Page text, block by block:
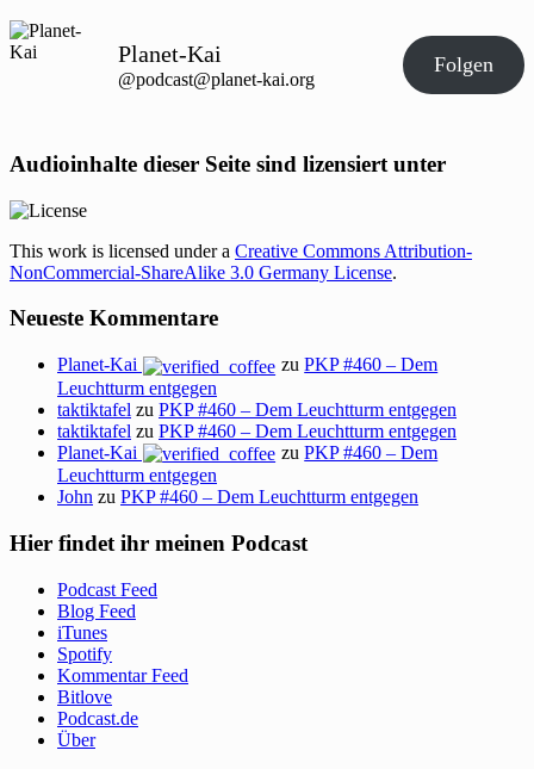
Planet-Kai
@podcast@planet-kai.org
Folgen
Audioinhalte dieser Seite sind lizensiert unter
This work is licensed under a Creative Commons Attribution-
NonCommercial-ShareAlike 3.0 Germany License.
Neueste Kommentare
Planet-Kai zuPKP #460 – Dem
Leuchtturm entgegen
taktiktafel zu PKP #460 – Dem Leuchtturm entgegen
taktiktafel zu PKP #460 – Dem Leuchtturm entgegen
Planet-Kai
zuPKP #460 – Dem
Leuchtturm entgegen
John zu PKP #460 – Dem Leuchtturm entgegen
Hier findet ihr meinen Podcast
Podcast Feed
Blog Feed
iTunes
Spotify
Kommentar Feed
Bitlove
Podcast.de
Über